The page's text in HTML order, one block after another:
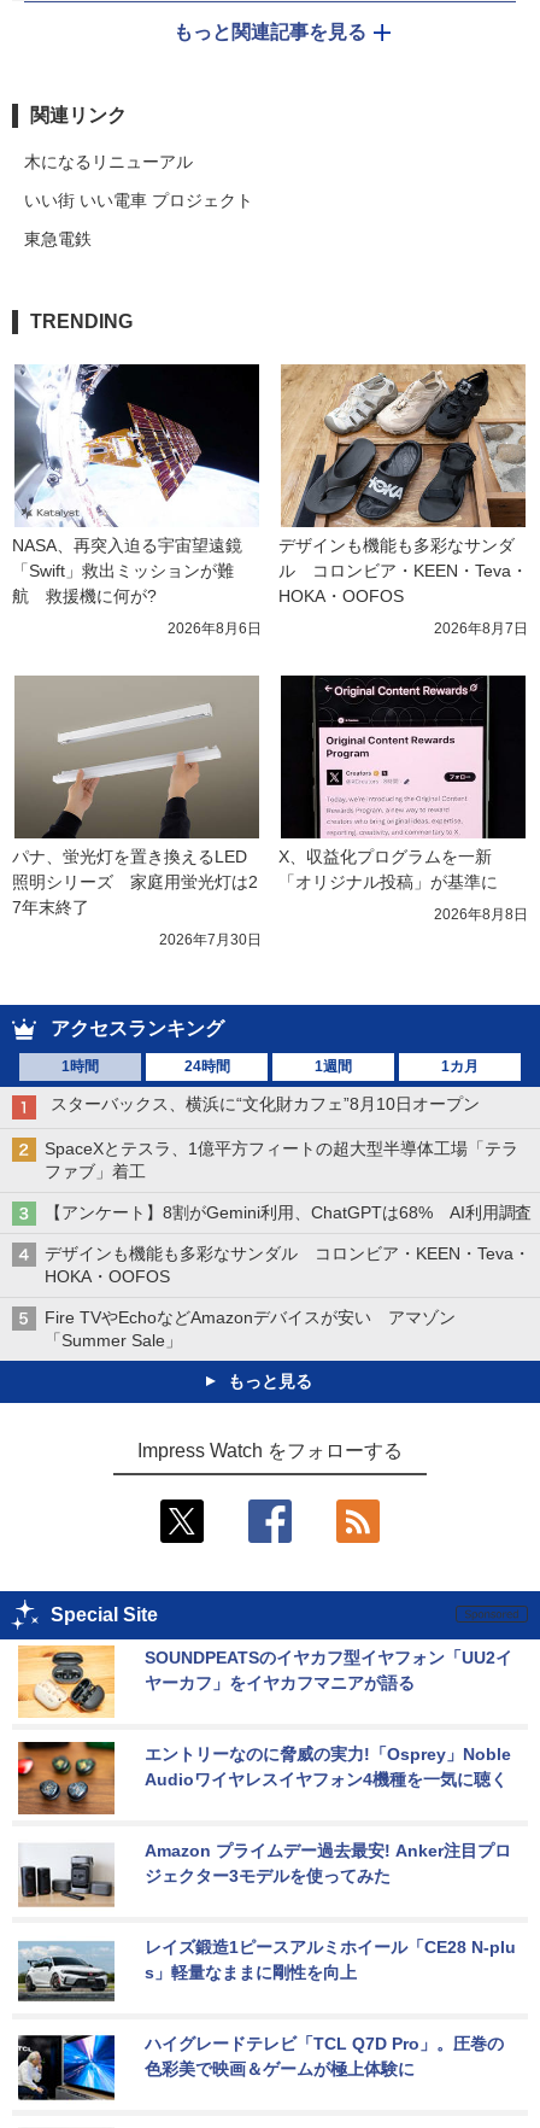
もっと関連記事を見る
関連リンク
木になるリニューアル
いい街 いい電車 プロジェクト
東急電鉄
TRENDING
NASA、再突入迫る宇宙望遠鏡
「Swift」救出ミッションが難
航　救援機に何が?
2026年8月6日
デザインも機能も多彩なサンダ
ル　コロンビア・KEEN・Teva・
HOKA・OOFOS
2026年8月7日
パナ、蛍光灯を置き換えるLED
照明シリーズ　家庭用蛍光灯は2
7年末終了
2026年7月30日
X、収益化プログラムを一新
「オリジナル投稿」が基準に
2026年8月8日
アクセスランキング
1時間 24時間 1週間 1カ月
スターバックス、横浜に“文化財カフェ”8月10日オープン
SpaceXとテスラ、1億平方フィートの超大型半導体工場「テラ
ファブ」着工
【アンケート】8割がGemini利用、ChatGPTは68% AI利用調査
デザインも機能も多彩なサンダル コロンビア・KEEN・Teva・
HOKA・OOFOS
Fire TVやEchoなどAmazonデバイスが安い アマゾン
「Summer Sale」
もっと見る
Impress Watch をフォローする
Special Site
SOUNDPEATSのイヤカフ型イヤフォン「UU2イ
ヤーカフ」をイヤカフマニアが語る
エントリーなのに脅威の実力!「Osprey」Noble
Audioワイヤレスイヤフォン4機種を一気に聴く
Amazon プライムデー過去最安! Anker注目プロ
ジェクター3モデルを使ってみた
レイズ鍛造1ピースアルミホイール「CE28 N-plu
s」軽量なままに剛性を向上
ハイグレードテレビ「TCL Q7D Pro」。圧巻の
色彩美で映画＆ゲームが極上体験に